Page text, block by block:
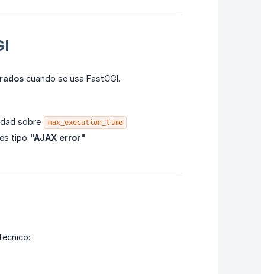
cuando se usa FastCGI.
sobre max_execution_time
tipo "AJAX error"